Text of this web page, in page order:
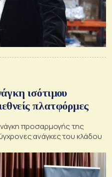
ισότιμου
πλατφόρμες
προσαρμογής της
ανάγκες του κλάδου